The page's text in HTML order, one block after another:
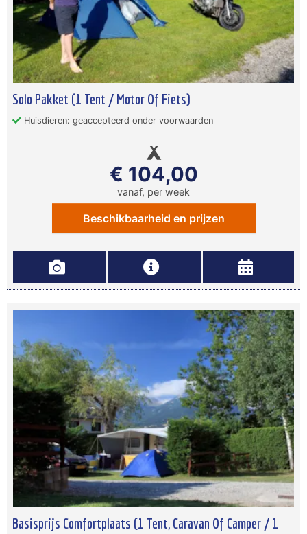
Solo Pakket (1 Tent / Motor Of Fiets)
Huisdieren: geaccepteerd onder voorwaarden
€ 104,00
vanaf, per week
Beschikbaarheid en prijzen
Basisprijs Comfortplaats (1 Tent, Caravan Of Camper / 1